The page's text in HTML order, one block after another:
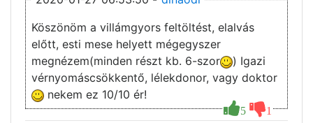
5 1
Köszönöm a villámgyors feltöltést, elalvás
előtt, esti mese helyett mégegyszer
megnézem(minden részt kb. 6-szor
) Igazi
vérnyomáscsökkentő, lélekdonor, vagy doktor
nekem ez 10/10 ér!